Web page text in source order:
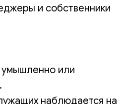
и собственники
или
наблюдается на